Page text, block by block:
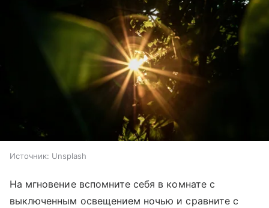
Источник: Unsplash
На мгновение вспомните себя в комнате с
выключенным освещением ночью и сравните с